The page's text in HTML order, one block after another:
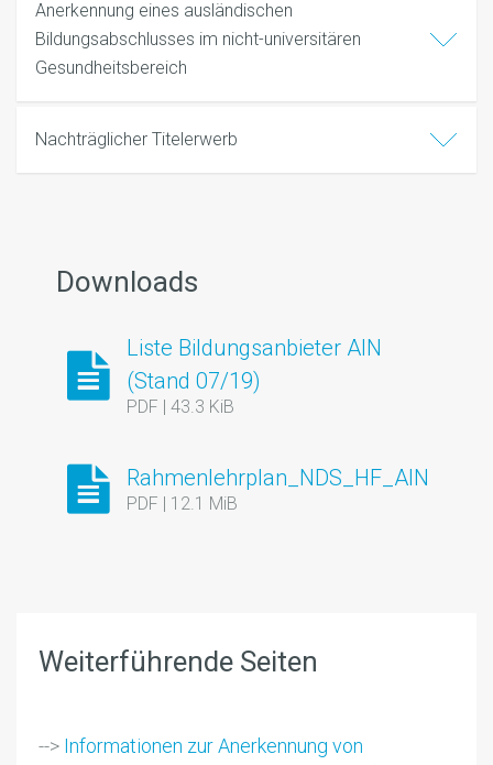
Anerkennung eines ausländischen
Bildungsabschlusses im nicht-universitären
Gesundheitsbereich
Nachträglicher Titelerwerb
Downloads
Liste Bildungsanbieter AIN
(Stand 07/19)
PDF | 43.3 KiB
Rahmenlehrplan_NDS_HF_AIN
PDF | 12.1 MiB
Weiterführende Seiten
--> Informationen zur Anerkennung von